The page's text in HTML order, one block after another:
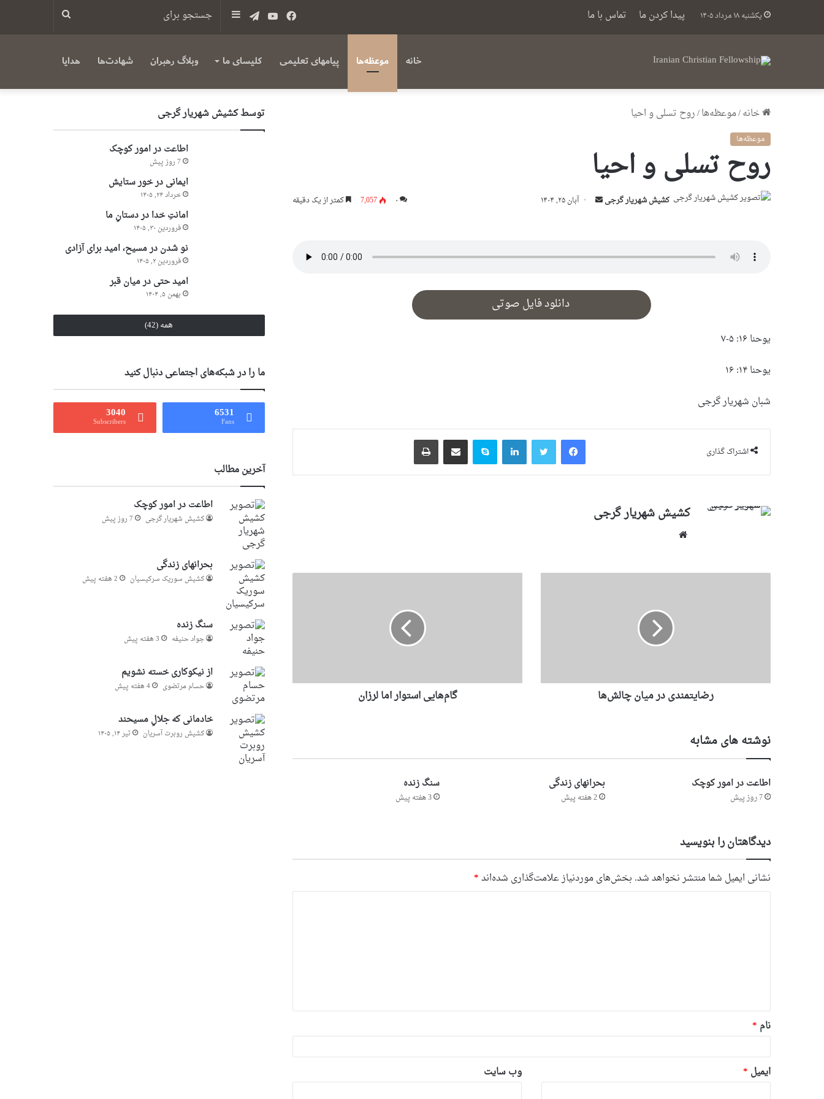
یکشنبه ۱۸ مرداد ۱۴۰۵ پیدا کردن ما تماس با ما
جستجو
سایدبارتلگرام
یوتیوبفیس
خانه موعظه‌ها پیامهای تعلیمی کلیسای ما وبلاگ رهبران شهادت‌ها هدایا
خانه/موعظه‌ها/روح تسلی و احیا
موعظه‌ها
روح تسلی و احیا
کشیش شهریار گرجى
ارسالآبان ۲۵, ۱۴۰۴ ۰ 7,057 کمتر از یک دقیقه
دانلود فایل صوتی
یوحنا ۱۶: ۵-۷
یوحنا ۱۴: ۱۶
شبان شهریار گرجی
اشتراک گذاری
فیس بوک توییتر لینکدیناسکایپاشتراک گذاری از طریق ایمیل چاپ
کشیش شهریار گرجى
رضایتمندی در میان چالش‌ها گام‌هایی استوار اما لرزان
نوشته های مشابه
اطاعت در امور کوچک
7 روز پیش
بحرانهای زندگی
2 هفته پیش
سنگ زنده
3 هفته پیش
دیدگاهتان را بنویسید
نشانی ایمیل شما منتشر نخواهد شد. بخش‌های موردنیاز علامت‌گذاری شده‌اند*
*
نام *
ایمیل * وب‌ سایت
توسط کشیش شهریار گرجى
اطاعت در امور کوچک
7 روز پیش
ایمانی در خور ستایش
خرداد ۲۴, ۱۴۰۵
امانتِ خدا در دستانِ ما
فروردین ۳۰, ۱۴۰۵
نو شدن در مسیح، امید برای آزادی
فروردین ۲, ۱۴۰۵
امید حتی در میان قبر
بهمن ۵, ۱۴۰۴
همه (42)
ما را در شبکه‌های اجتماعی دنبال کنید
6531
Fans
3040
Subscribers
آخرین مطالب
اطاعت در امور کوچک
کشیش شهریار گرجى 7 روز پیش
بحرانهای زندگی
کشیش سوریک سرکیسیان 2 هفته پیش
سنگ زنده
جواد حنیفه 3 هفته پیش
از نیکوکاری خسته نشویم
حسام مرتضوی 4 هفته پیش
خادمانی که جلالِ مسیحند
کشیش روبرت آسریان تیر ۱۴, ۱۴۰۵